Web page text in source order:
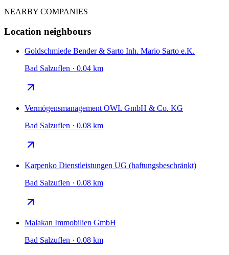
NEARBY COMPANIES
Location neighbours
Goldschmiede Bender & Sarto Inh. Mario Sarto e.K.
Bad Salzuflen · 0.04 km
Vermögensmanagement OWL GmbH & Co. KG
Bad Salzuflen · 0.08 km
Karpenko Dienstleistungen UG (haftungsbeschränkt)
Bad Salzuflen · 0.08 km
Malakan Immobilien GmbH
Bad Salzuflen · 0.08 km